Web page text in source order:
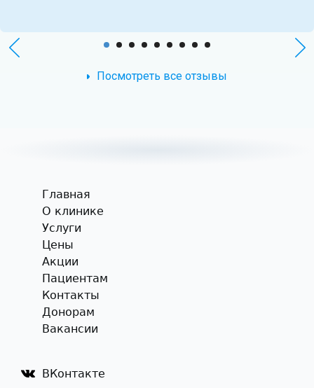
Посмотреть все отзывы
Главная
О клинике
Услуги
Цены
Акции
Пациентам
Контакты
Донорам
Вакансии
ВКонтакте